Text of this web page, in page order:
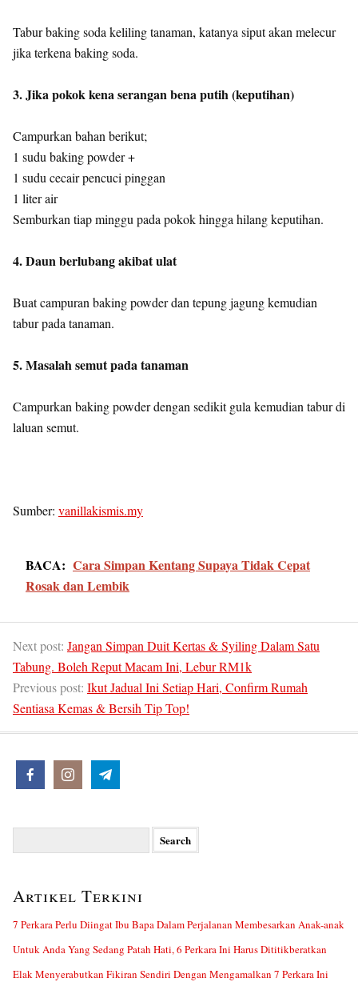
Tabur baking soda keliling tanaman, katanya siput akan melecur
jika terkena baking soda.
3. Jika pokok kena serangan bena putih (keputihan)
Campurkan bahan berikut;
1 sudu baking powder +
1 sudu cecair pencuci pinggan
1 liter air
Semburkan tiap minggu pada pokok hingga hilang keputihan.
4. Daun berlubang akibat ulat
Buat campuran baking powder dan tepung jagung kemudian
tabur pada tanaman.
5. Masalah semut pada tanaman
Campurkan baking powder dengan sedikit gula kemudian tabur di
laluan semut.
Sumber: vanillakismis.my
BACA: Cara Simpan Kentang Supaya Tidak Cepat
Rosak dan Lembik
Next post: Jangan Simpan Duit Kertas & Syiling Dalam Satu
Tabung. Boleh Reput Macam Ini, Lebur RM1k
Previous post: Ikut Jadual Ini Setiap Hari, Confirm Rumah
Sentiasa Kemas & Bersih Tip Top!
Artikel Terkini
7 Perkara Perlu Diingat Ibu Bapa Dalam Perjalanan Membesarkan Anak-anak
Untuk Anda Yang Sedang Patah Hati, 6 Perkara Ini Harus Dititikberatkan
Elak Menyerabutkan Fikiran Sendiri Dengan Mengamalkan 7 Perkara Ini